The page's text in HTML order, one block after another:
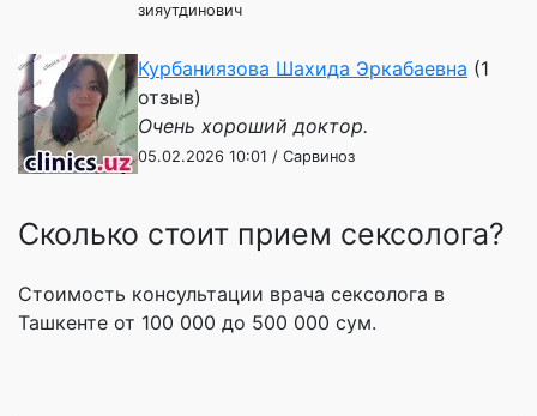
зияутдинович
Курбаниязова Шахида Эркабаевна (1
отзыв)
Очень хороший доктор.
05.02.2026 10:01 / Сарвиноз
Сколько стоит прием сексолога?
Стоимость консультации врача сексолога в
Ташкенте от 100 000 до 500 000 сум.